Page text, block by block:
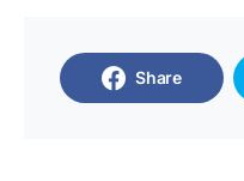
Share